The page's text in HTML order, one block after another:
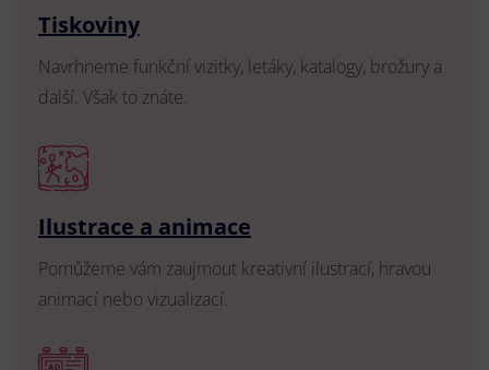
Tiskoviny
Navrhneme funkční vizitky, letáky, katalogy, brožury a
další. Však to znáte.
Ilustrace a animace
Pomůžeme vám zaujmout kreativní ilustrací, hravou
animací nebo vizualizací.